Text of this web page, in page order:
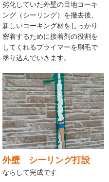
劣化していた外壁の目地コーキ
ング（シーリング）を撤去後、
新しいコーキング材をしっかり
密着するために接着剤の役割を
してくれるプライマーを刷毛で
塗り込んでいきます。
外壁 シーリング打設
ならして完成です